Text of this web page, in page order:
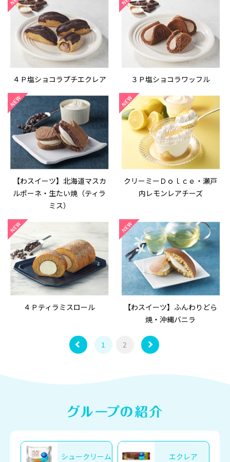
４Ｐ塩ショコラプチエクレア ３Ｐ塩ショコラワッフル
【わスイーツ】北海道マスカ
ルポーネ・生たい焼（ティラ
ミス）
クリーミーＤｏｌｃｅ・瀬戸
内レモンレアチーズ
４Ｐティラミスロール
【わスイーツ】ふんわりどら
焼・沖縄バニラ
1 2
シュークリーム エクレア